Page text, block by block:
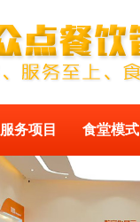
服务项目 食堂模式